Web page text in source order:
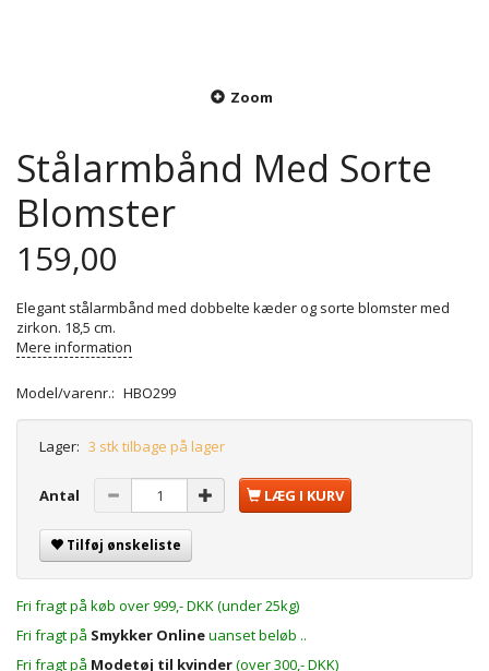
Zoom
Stålarmbånd Med Sorte
Blomster
159,00
Elegant stålarmbånd med dobbelte kæder og sorte blomster med
zirkon. 18,5 cm.
Mere information
Model/varenr.: HBO299
Lager: 3 stk tilbage på lager
Antal LÆG I KURV
Tilføj ønskeliste
Fri fragt på køb over 999,- DKK (under 25kg)
Fri fragt på Smykker Onlineuanset beløb ..
Fri fragt på Modetøj til kvinder(over 300,- DKK)